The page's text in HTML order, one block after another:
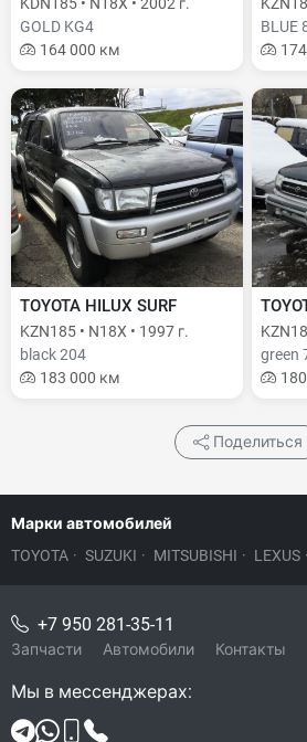
KDN185 • N18X • 2002 г.
GOLD KG4
164 000 км
BLUE
TOYOTA HILUX SURF
KZN185 • N18X • 1997 г.
black 204
183 000 км
green
Поделиться
Марки автомобилей
TOYOTA · SUZUKI · MITSUBISHI · LEXUS ·
+7 950 281-35-11
Запчасти Автомобили Контакты
Мы в мессенджерах: